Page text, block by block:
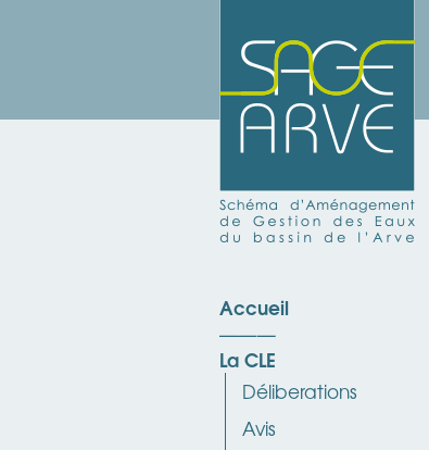
Accueil
La CLE
Déliberations
Avis